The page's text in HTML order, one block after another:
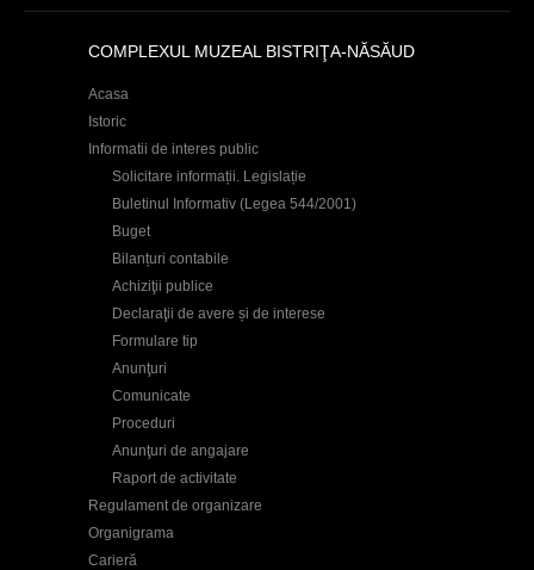
COMPLEXUL MUZEAL BISTRIŢA-NĂSĂUD
Acasa
Istoric
Informatii de interes public
Solicitare informații. Legislație
Buletinul Informativ (Legea 544/2001)
Buget
Bilanțuri contabile
Achiziţii publice
Declaraţii de avere și de interese
Formulare tip
Anunţuri
Comunicate
Proceduri
Anunţuri de angajare
Raport de activitate
Regulament de organizare
Organigrama
Carieră